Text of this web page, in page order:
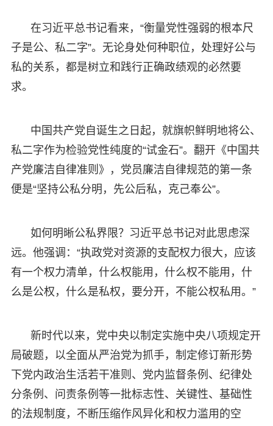
在习近平总书记看来，“衡量党性强弱的根本尺
子是公、私二字”。无论身处何种职位，处理好公与
私的关系，都是树立和践行正确政绩观的必然要
求。
中国共产党自诞生之日起，就旗帜鲜明地将公、
私二字作为检验党性纯度的“试金石”。翻开《中国共
产党廉洁自律准则》，党员廉洁自律规范的第一条
便是“坚持公私分明，先公后私，克己奉公”。
如何明晰公私界限？习近平总书记对此思虑深
远。他强调：“执政党对资源的支配权力很大，应该
有一个权力清单，什么权能用，什么权不能用，什
么是公权，什么是私权，要分开，不能公权私用。”
新时代以来，党中央以制定实施中央八项规定开
局破题，以全面从严治党为抓手，制定修订新形势
下党内政治生活若干准则、党内监督条例、纪律处
分条例、问责条例等一批标志性、关键性、基础性
的法规制度，不断压缩作风异化和权力滥用的空